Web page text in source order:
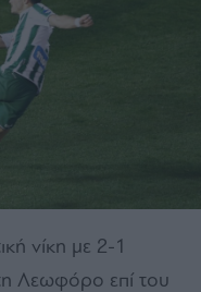
νίκη με 2-1
Λεωφόρο επί του